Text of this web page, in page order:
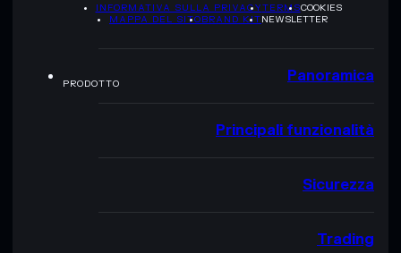
INFORMATIVA SULLA PRIVACYTERMSCOOKIES
MAPPA DEL SITOBRAND KITNEWSLETTER
PRODOTTO Panoramica
Principali funzionalità
Sicurezza
Trading